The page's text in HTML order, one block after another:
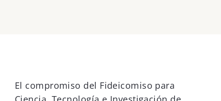
El compromiso del Fideicomiso para